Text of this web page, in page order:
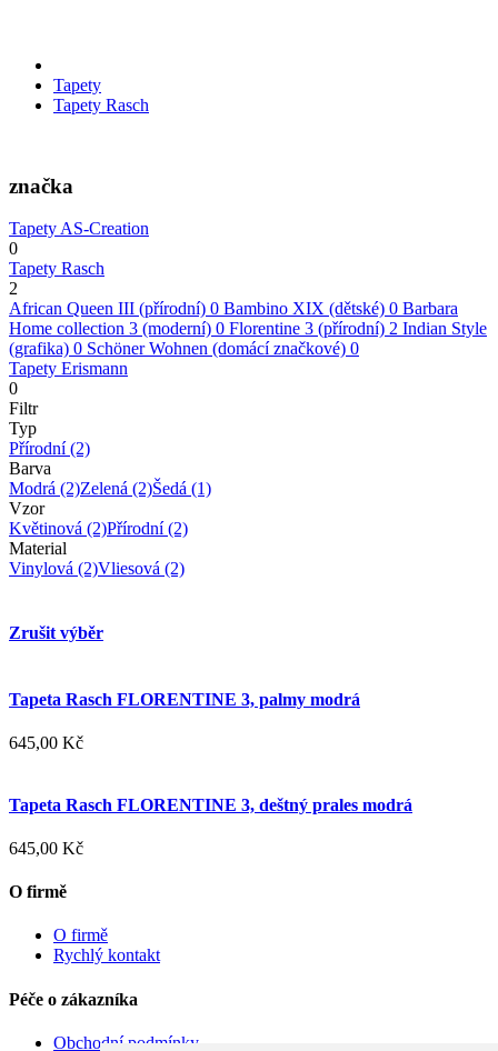
Tapety
Tapety Rasch
značka
Tapety AS-Creation
0
Tapety Rasch
2
African Queen III (přírodní) 0 Bambino XIX (dětské) 0 Barbara
Home collection 3 (moderní) 0 Florentine 3 (přírodní) 2 Indian Style
(grafika) 0 Schöner Wohnen (domácí značkové) 0
Tapety Erismann
0
Filtr
Typ
Přírodní(2)
Barva
Modrá (2)Zelená (2)Šedá (1)
Vzor
Květinová (2)Přírodní(2)
Material
Vinylová (2)Vliesová (2)
Zrušit výběr
Tapeta Rasch FLORENTINE 3, palmy modrá
645,00 Kč
Tapeta Rasch FLORENTINE 3, deštný prales modrá
645,00 Kč
O firmě
O firmě
Rychlý kontakt
Péče o zákazníka
Obchodní podmínky